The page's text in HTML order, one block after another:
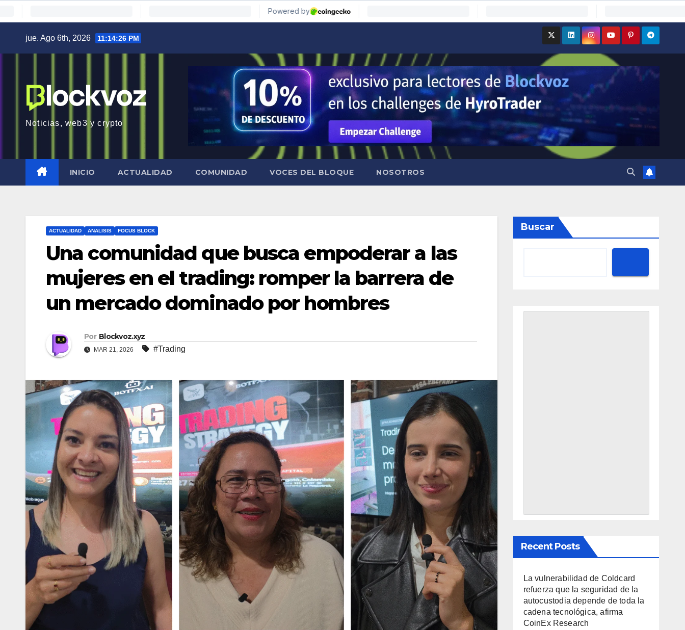
jue. Ago 6th, 2026 11:14:27 PM
Noticias, web3 y crypto
INICIO ACTUALIDAD COMUNIDAD VOCES DEL BLOQUE NOSOTROS
ACTUALIDAD ANALISIS FOCUS BLOCK
Una comunidad que busca empoderar a las
mujeres en el trading: romper la barrera de
un mercado dominado por hombres
Por Blockvoz.xyz
MAR 21, 2026 #Trading
Buscar
Recent Posts
La vulnerabilidad de Coldcard
refuerza que la seguridad de la
autocustodia depende de toda la
cadena tecnológica, afirma
CoinEx Research